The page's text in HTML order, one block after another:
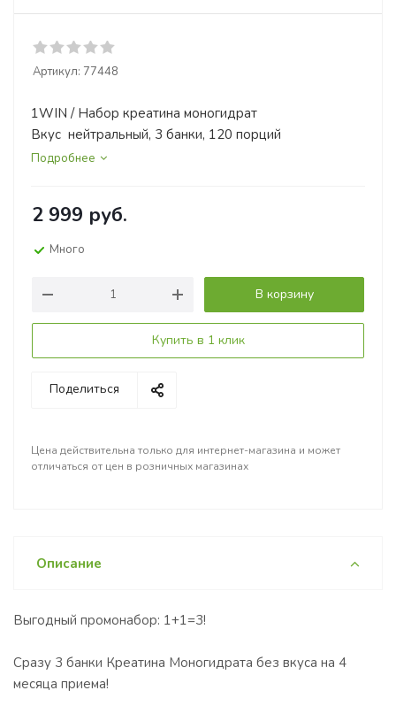
Артикул: 77448
1WIN / Набор креатина моногидрат
Вкус нейтральный, 3 банки, 120 порций
Подробнее
2 999 руб.
Много
В корзину
Купить в 1 клик
Поделиться
Цена действительна только для интернет-магазина и может
отличаться от цен в розничных магазинах
Описание
Выгодный промонабор: 1+1=3!
Сразу 3 банки Креатина Моногидрата без вкуса на 4
месяца приема!